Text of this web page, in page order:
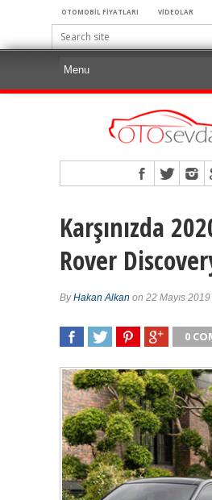
OTOMOBİL FİYATLARI VİDEOLAR
Karşınızda
Rover
ByHakan Alkan on 22 Mayıs 2019
0